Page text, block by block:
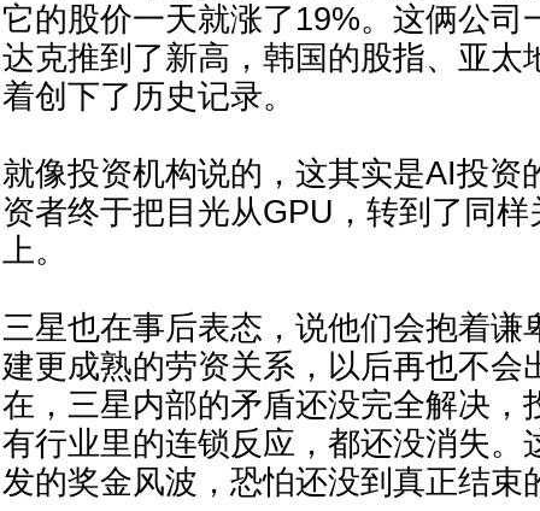
它的股价一天就涨了19%。这俩公司
达克推到了新高，韩国的股指、亚太
着创下了历史记录。
就像投资机构说的，这其实是AI投资
资者终于把目光从GPU，转到了同
上。
三星也在事后表态，说他们会抱着谦
建更成熟的劳资关系，以后再也不会
在，三星内部的矛盾还没完全解决，
有行业里的连锁反应，都还没消失。
发的奖金风波，恐怕还没到真正结束